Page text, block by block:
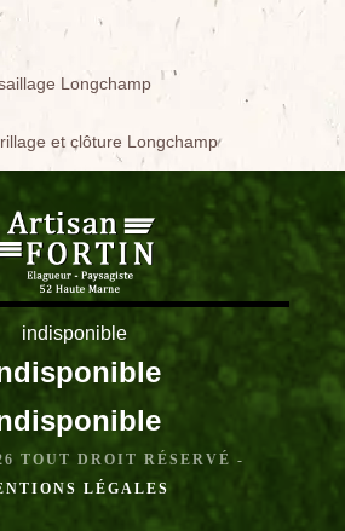
Longchamp
et clôture Longchamp
indisponible
TOUT DROIT RÉSERVÉ -
LÉGALES